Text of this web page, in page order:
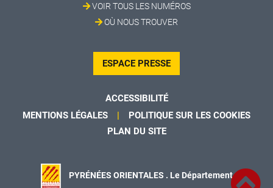
VOIR TOUS LES NUMÉROS
OÙ NOUS TROUVER
ESPACE PRESSE
ACCESSIBILITÉ
MENTIONS LÉGALES
POLITIQUE SUR LES COOKIES
PLAN DU SITE
PYRÉNÉES ORIENTALES . Le Département